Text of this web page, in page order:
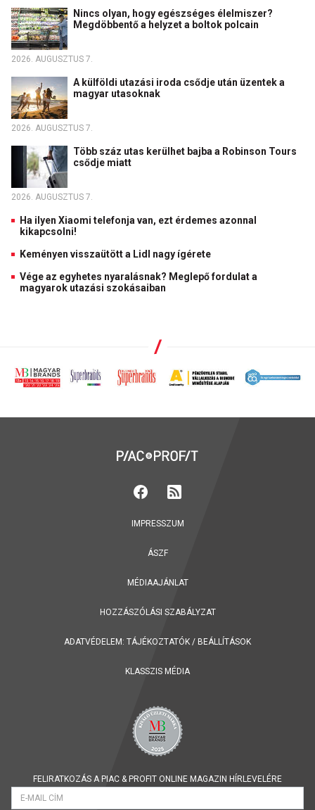
Nincs olyan, hogy egészséges élelmiszer?
Megdöbbentő a helyzet a boltok polcain
2026. AUGUSZTUS 7.
A külföldi utazási iroda csődje után üzentek a
magyar utasoknak
2026. AUGUSZTUS 7.
Több száz utas kerülhet bajba a Robinson Tours
csődje miatt
2026. AUGUSZTUS 7.
Ha ilyen Xiaomi telefonja van, ezt érdemes azonnal
kikapcsolni!
Keményen visszaütött a Lidl nagy ígérete
Vége az egyhetes nyaralásnak? Meglepő fordulat a
magyarok utazási szokásaiban
IMPRESSZUM
ÁSZF
MÉDIAAJÁNLAT
HOZZÁSZÓLÁSI SZABÁLYZAT
ADATVÉDELEM: TÁJÉKOZTATÓK / BEÁLLÍTÁSOK
KLASSZIS MÉDIA
FELIRATKOZÁS A PIAC & PROFIT ONLINE MAGAZIN HÍRLEVELÉRE